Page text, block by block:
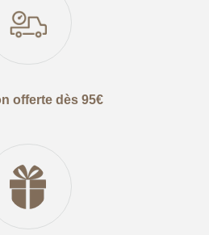
offerte dès 95€